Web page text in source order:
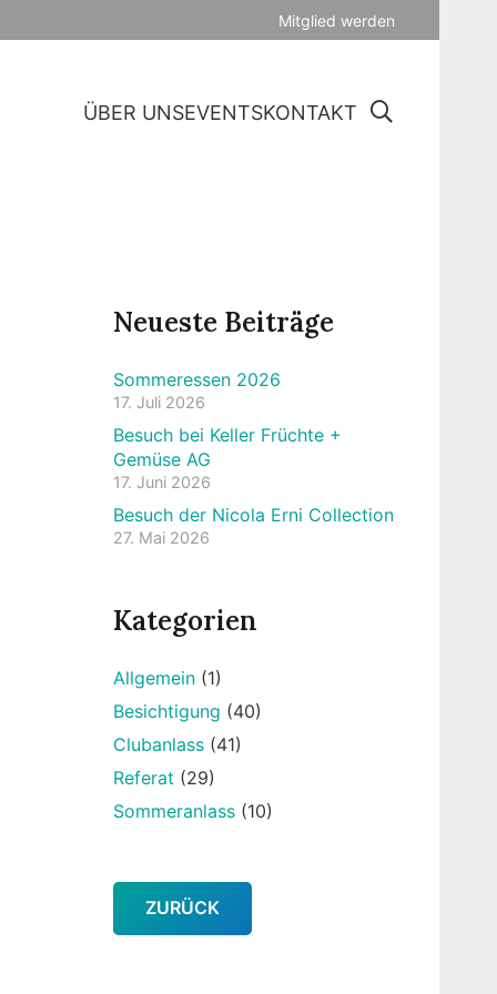
Mitglied werden
ÜBER UNSEVENTSKONTAKT
Neueste Beiträge
Sommeressen 2026
17. Juli 2026
Besuch bei Keller Früchte +
Gemüse AG
17. Juni 2026
Besuch der Nicola Erni Collection
27. Mai 2026
Kategorien
Allgemein (1)
Besichtigung (40)
Clubanlass (41)
Referat (29)
Sommeranlass (10)
ZURÜCK